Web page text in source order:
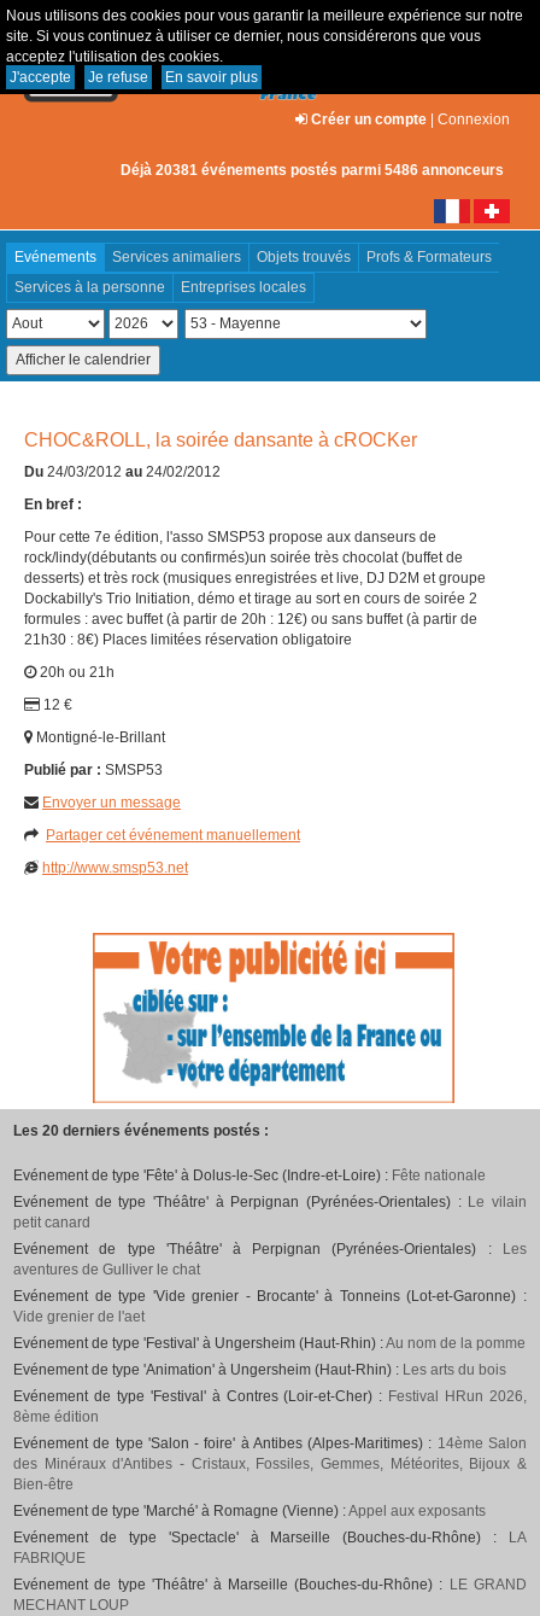
Nous utilisons des cookies pour vous garantir la meilleure expérience sur notre
site. Si vous continuez à utiliser ce dernier, nous considérerons que vous
acceptez l'utilisation des cookies.
J'accepte
Je refuse En savoir plus
Créer un compte | Connexion
Déjà 20381 événements postés parmi 5486 annonceurs
Evénements Services animaliers Objets trouvés
Profs & Formateurs
Services à la personne
Entreprises locales
CHOC&ROLL, la soirée dansante à cROCKer
Du 24/03/2012 au 24/02/2012
En bref :
Pour cette 7e édition, l'asso SMSP53 propose aux danseurs de
rock/lindy(débutants ou confirmés)un soirée très chocolat (buffet de
desserts) et très rock (musiques enregistrées et live, DJ D2M et groupe
Dockabilly's Trio Initiation, démo et tirage au sort en cours de soirée 2
formules : avec buffet (à partir de 20h : 12€) ou sans buffet (à partir de
21h30 : 8€) Places limitées réservation obligatoire
20h ou 21h
12 €
Montigné-le-Brillant
Publié par : SMSP53
Envoyer un message
Partager cet événement manuellement
http://www.smsp53.net
Les 20 derniers événements postés :
Evénement de type 'Fête' à Dolus-le-Sec (Indre-et-Loire) : Fête nationale
Evénement de type 'Théâtre' à Perpignan (Pyrénées-Orientales) : Le vilain
petit canard
Evénement de type 'Théâtre' à Perpignan (Pyrénées-Orientales) :
Les
aventures de Gulliver le chat
Evénement de type 'Vide grenier - Brocante' à Tonneins (Lot-et-Garonne) :
Vide grenier de l'aet
Evénement de type 'Festival' à Ungersheim (Haut-Rhin) :Au nom de la pomme
Evénement de type 'Animation' à Ungersheim (Haut-Rhin) : Les arts du bois
Evénement de type 'Festival' à Contres (Loir-et-Cher) : Festival HRun 2026,
8ème édition
Evénement de type 'Salon - foire' à Antibes (Alpes-Maritimes) : 14ème Salon
des Minéraux d'Antibes - Cristaux, Fossiles, Gemmes, Météorites, Bijoux &
Bien-être
Evénement de type 'Marché' à Romagne (Vienne) :Appel aux exposants
Evénement de type 'Spectacle' à Marseille (Bouches-du-Rhône) :
LA
FABRIQUE
Evénement de type 'Théâtre' à Marseille (Bouches-du-Rhône) : LE GRAND
MECHANT LOUP